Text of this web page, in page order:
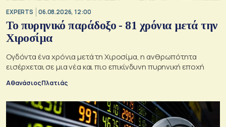
EXPERTS 06.08.2026, 12:00
Το πυρηνικό παράδοξο - 81 χρόνια μετά την
Χιροσίμα
Ογδόντα ένα χρόνια μετά τη Χιροσίμα, η ανθρωπότητα
εισέρχεται σε μια νέα και πιο επικίνδυνη πυρηνική εποχή
Αθανάσιος Πλατιάς